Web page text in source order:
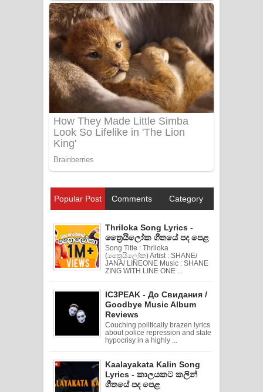
Popular Post Comments Category
Thriloka Song Lyrics -
ත්‍රෛයිලෝක ගීතයේ පද පෙළ
Song Title : Thriloka
(ත්‍රෛයිලෝක) Artist : SHANE/
JANA/ LINEONE Music : SHANE
ZING WITH LINE ONE ...
IC3PEAK - До Свидания /
Goodbye Music Album
Reviews
Couching politically brazen lyrics
about police repression and state
hypocrisy in a highly ...
Kaalayakata Kalin Song
Lyrics - කාලයකට කලින්
ගීතයේ පද පෙළ